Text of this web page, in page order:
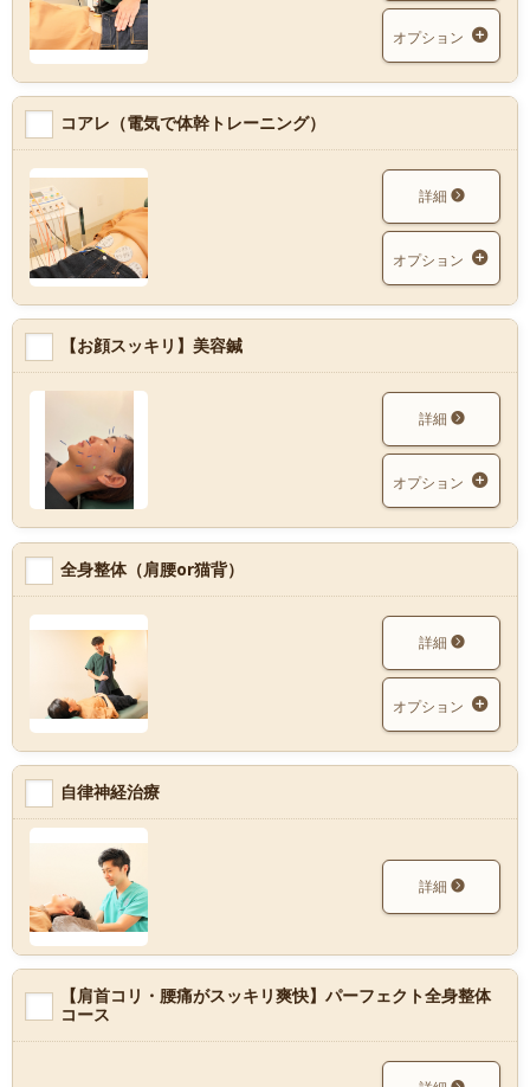
オプション
コアレ（電気で体幹トレーニング）
詳細
オプション
【お顔スッキリ】美容鍼
詳細
オプション
全身整体（肩腰or猫背）
詳細
オプション
自律神経治療
詳細
【肩首コリ・腰痛がスッキリ爽快】パーフェクト全身整体
コース